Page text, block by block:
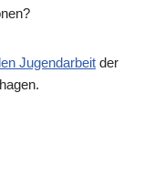
Jugendarbeit der